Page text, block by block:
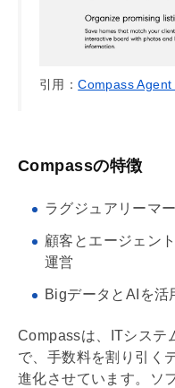
引用：Compass
Compassの特徴
ラグジュアリーマ
顧客とエージェン
運営
BigデータとAIを活
Compassは、ITシステ
で、手数料を割り引く
進化させています。ソ